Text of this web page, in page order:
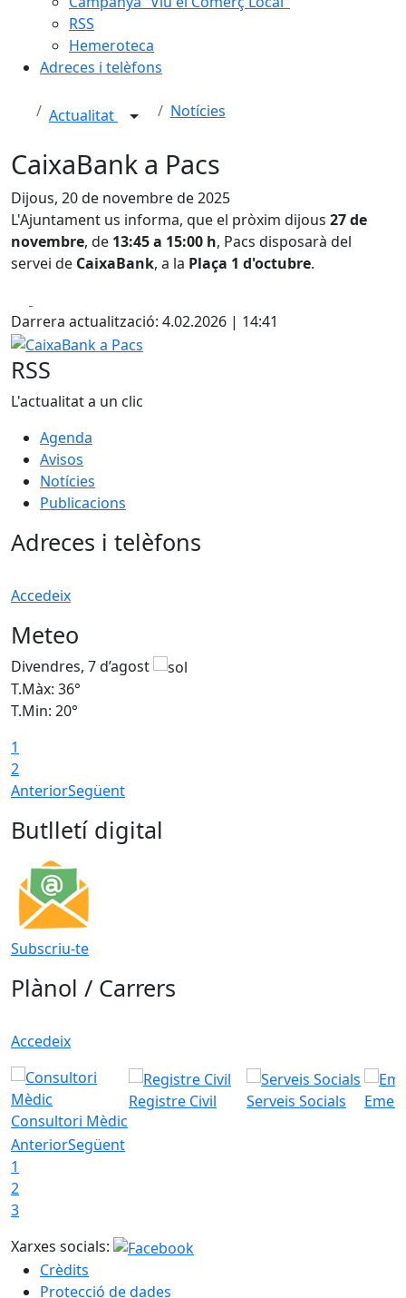
RSS
Hemeroteca
Adreces i telèfons
Actualitat Notícies
CaixaBank a Pacs
Dijous, 20 de novembre de 2025
L'Ajuntament us informa, que el pròxim dijous 27 de
novembre, de 13:45 a 15:00 h, Pacs disposarà del
servei de CaixaBank, a la Plaça 1 d'octubre.
Darrera actualització: 4.02.2026 | 14:41
CaixaBank a Pacs
RSS
L'actualitat a un clic
Agenda
Avisos
Notícies
Publicacions
Adreces i telèfons
Accedeix
Meteo
Divendres, 7 d’agost
T.Màx: 36°
T.Min: 20°
1
2
AnteriorSegüent
Butlletí digital
Subscriu-te
Plànol / Carrers
Accedeix
Consultori Mèdic
Registre Civil Serveis Socials
AnteriorSegüent
1
2
3
Xarxes socials:
Crèdits
Protecció de dades